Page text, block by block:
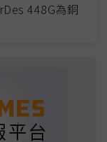
448G為銅